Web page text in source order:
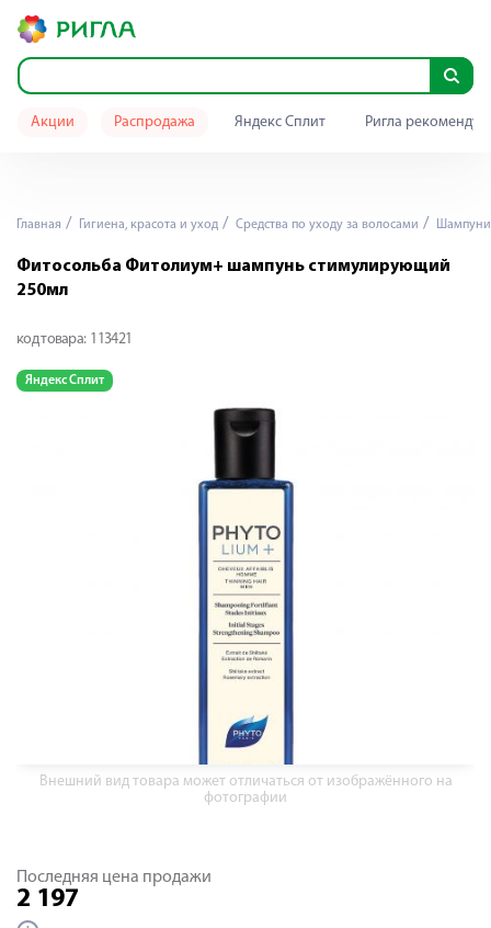
Акции Распродажа Яндекс Сплит Ригла
Главная Гигиена, красота и уход Средства по уходу за волосами Шампуни
Фитосольба Фитолиум+ шампунь стимулирующий
250мл
код товара: 113421
Яндекс Сплит
Внешний вид товара может отличаться от изображённого на
фотографии
Последняя цена продажи
2 197